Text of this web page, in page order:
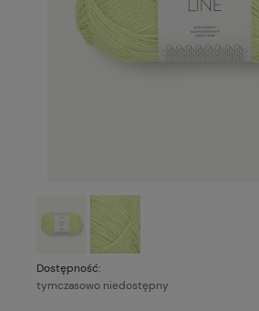
Dostępność:
tymczasowo niedostępny